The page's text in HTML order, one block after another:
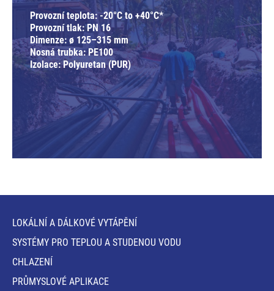
Provozní teplota: -20°C to +40°C*
Provozní tlak: PN 16
Dimenze: ø 125–315 mm
Nosná trubka: PE100
Izolace: Polyuretan (PUR)
LOKÁLNÍ A DÁLKOVÉ VYTÁPĚNÍ
SYSTÉMY PRO TEPLOU A STUDENOU VODU
CHLAZENÍ
PRŮMYSLOVÉ APLIKACE